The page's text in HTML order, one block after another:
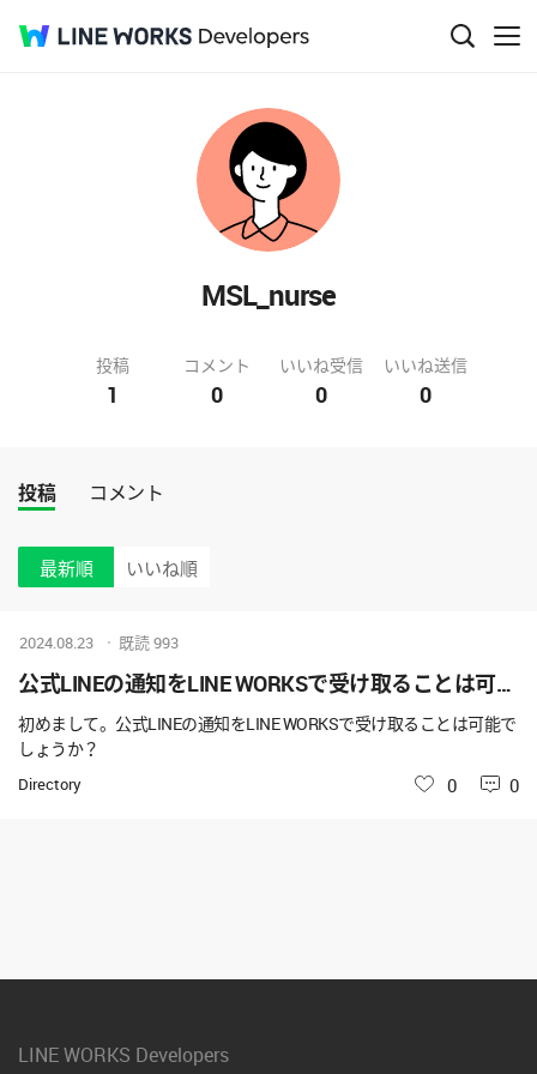
MSL_nurse
投稿
1
コメント
0
いいね受信
0
いいね送信
0
投稿 コメント
最新順 いいね順
公式LINEの通知をLINE WORKSで受け取ることは可能でしょうか？
初めまして。公式LINEの通知をLINE WORKSで受け取ることは可能で
しょうか？
Directory
2024.08.23 既読993
いいね
0 0
LINE WORKS Developers